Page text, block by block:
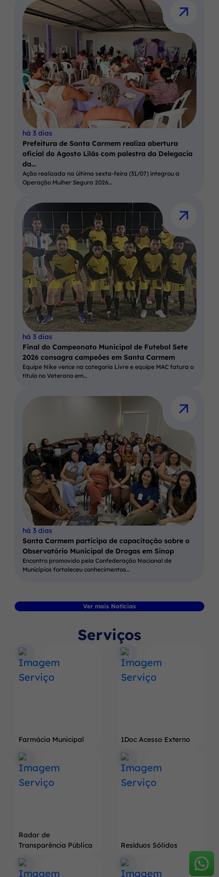
há 3 dias
Prefeitura de Santa Carmem realiza abertura
oficial do Agosto Lilás com palestra da Delegacia
da…
Ação realizada na última sexta-feira (31/07) integrou a
Operação Mulher Segura 2026…
há 3 dias
Final do Campeonato Municipal de Futebol Sete
2026 consagra campeões em Santa Carmem
Equipe Nike vence na categoria Livre e equipe MAC fatura o
título no Veterano em…
há 3 dias
Santa Carmem participa de capacitação sobre o
Observatório Municipal de Drogas em Sinop
Encontro promovido pela Confederação Nacional de
Municípios fortaleceu conhecimentos…
Ver mais Notícias
Serviços
Farmácia Municipal 1Doc Acesso Externo
Radar de
Transparência Pública
Resíduos Sólidos